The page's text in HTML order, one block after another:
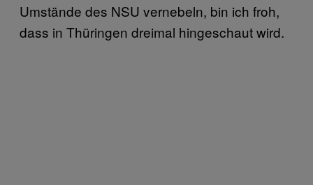
Umstände des NSU vernebeln, bin ich froh,
dass in Thüringen dreimal hingeschaut wird.